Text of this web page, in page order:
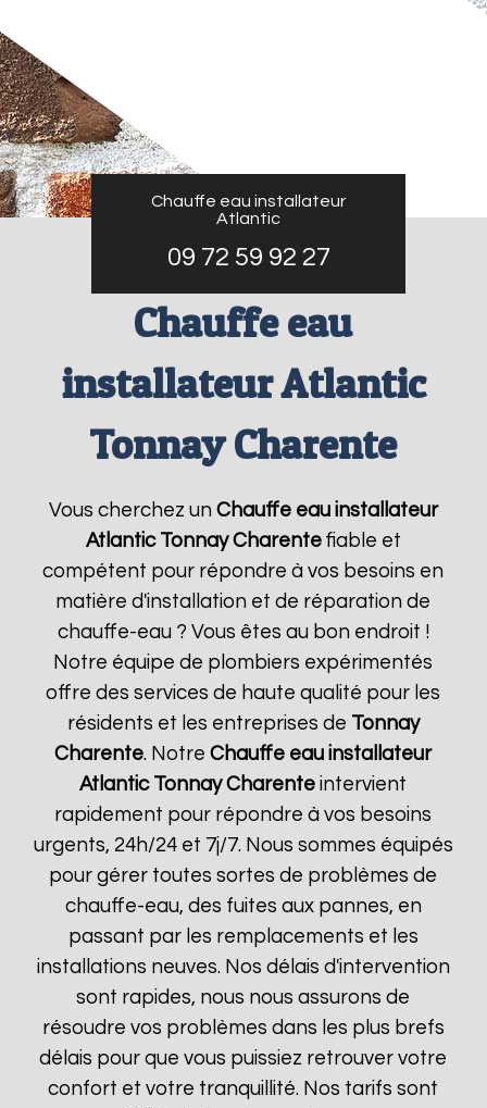
Chauffe eau installateur
Atlantic
09 72 59 92 27
Chauffe eau
installateur Atlantic
Tonnay Charente
Vous cherchez un Chauffe eau installateur
Atlantic Tonnay Charentefiable et
compétent pour répondre à vos besoins en
matière d'installation et de réparation de
chauffe-eau ? Vous êtes au bon endroit !
Notre équipe de plombiers expérimentés
offre des services de haute qualité pour les
résidents et les entreprises de Tonnay
Charente. NotreChauffe eau installateur
Atlantic Tonnay Charente intervient
rapidement pour répondre à vos besoins
urgents, 24h/24 et 7j/7. Nous sommes équipés
pour gérer toutes sortes de problèmes de
chauffe-eau, des fuites aux pannes, en
passant par les remplacements et les
installations neuves. Nos délais d'intervention
sont rapides, nous nous assurons de
résoudre vos problèmes dans les plus brefs
délais pour que vous puissiez retrouver votre
confort et votre tranquillité. Nos tarifs sont